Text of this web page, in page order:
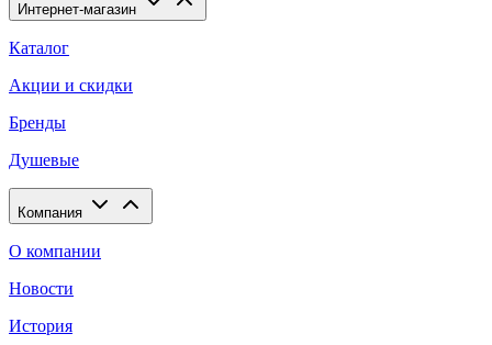
Интернет-магазин
Каталог
Акции и скидки
Бренды
Душевые
Компания
О компании
Новости
История